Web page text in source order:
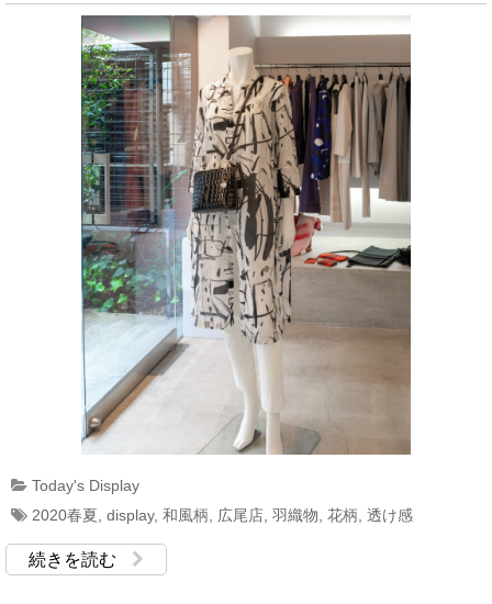
Today's Display
2020春夏 display, 和風柄 広尾店 羽織物 花柄 透け感
続きを読む